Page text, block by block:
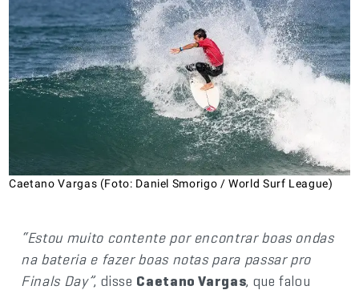
Caetano Vargas (Foto: Daniel Smorigo / World Surf League)
“Estou muito contente por encontrar boas ondas
na bateria e fazer boas notas para passar pro
Finals Day”, disse Caetano Vargas, que falou